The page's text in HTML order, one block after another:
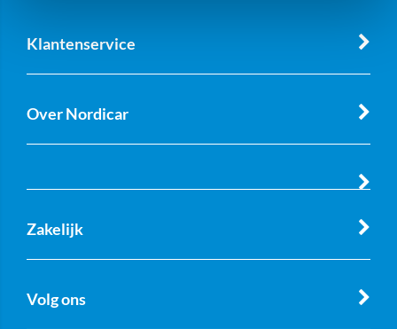
Klantenservice
Over Nordicar
Zakelijk
Volg ons